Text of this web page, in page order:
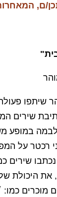
ם,
שיתפו
שירים
לבמה במופע
רכטר על
שירים
את היכולת
מוכרים